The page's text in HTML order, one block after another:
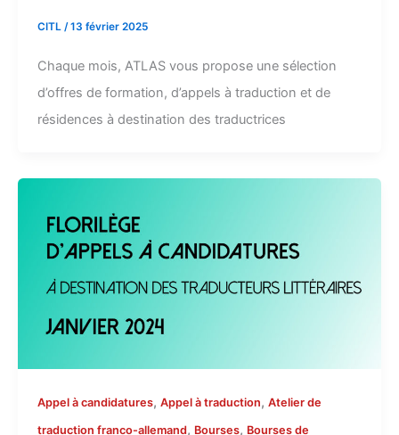
CITL /13 février 2025
Chaque mois, ATLAS vous propose une sélection
d’offres de formation, d’appels à traduction et de
résidences à destination des traductrices
Appel à candidatures, Appel à traduction, Atelier de
traduction franco-allemand, Bourses, Bourses de